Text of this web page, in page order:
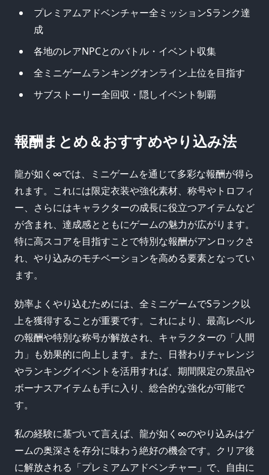
プレミアムアドベンチャー全ミッションSランク達
成
各地のレアNPCとのバトル・イベント収集
全ミニゲームランキングオンライン上位を目指す
サブストーリー全回収・隠しイベント制覇
報酬まとめ＆おすすめやり込み法
龍が如く∞では、ミニゲームを通じて多彩な報酬が得ら
れます。これには限定衣装や強化素材、称号やトロフィ
ー、さらにはキャラクターの成長に役立つアイテムなど
が含まれ、達成感とともにゲームの魅力が広がります。
特に高スコアを目指すことで特別な報酬がアンロックさ
れ、やり込みのモチベーションを高める要素となってい
ます。
効率よくやり込むためには、全ミニゲームでSランク以
上を獲得することが重要です。これにより、最高レベル
の報酬や特別な称号が解放され、キャラクターの「人間
力」も効果的に向上します。また、日替わりチャレンジ
やランキングイベントを活用すれば、期間限定の景品や
ボーナスアイテムも手に入り、総合的な強化が可能で
す。
私の経験に基づいて言えば、龍が如く∞のやり込みはゲ
ームの奥深さを存分に味わう絶好の機会です。クリア後
に解放される「プレミアムアドベンチャー」で、自由に